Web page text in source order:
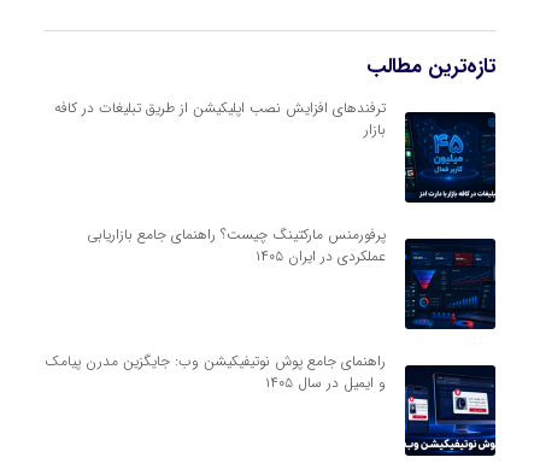
تازه‌ترین مطالب
ترفندهای افزایش نصب اپلیکیشن از طریق تبلیغات در کافه
بازار
پرفورمنس مارکتینگ چیست؟ راهنمای جامع بازاریابی
عملکردی در ایران ۱۴۰۵
راهنمای جامع پوش نوتیفیکیشن وب: جایگزین مدرن پیامک
و ایمیل در سال ۱۴۰۵